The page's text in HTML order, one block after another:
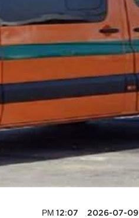
2026-07-09 12:07 PM